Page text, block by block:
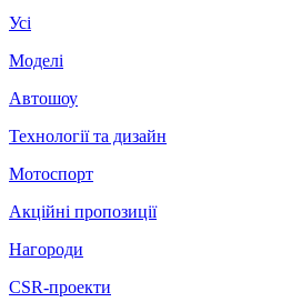
Усі
Моделі
Автошоу
Технології та дизайн
Мотоспорт
Акційні пропозиції
Нагороди
CSR-проекти